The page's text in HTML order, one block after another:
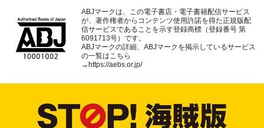
ABJマークは、この電子書店・電子書籍配信サービス
が、著作権者からコンテンツ使用許諾を得た正規版配
信サービスであることを示す登録商標（登録番号 第
6091713号）です。
ABJマークの詳細、ABJマークを掲示しているサービス
の一覧はこちら
→ https://aebs.or.jp/